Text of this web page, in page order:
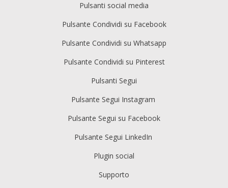
Pulsanti social media
Pulsante Condividi su Facebook
Pulsante Condividi su Whatsapp
Pulsante Condividi su Pinterest
Pulsanti Segui
Pulsante Segui Instagram
Pulsante Segui su Facebook
Pulsante Segui LinkedIn
Plugin social
Supporto